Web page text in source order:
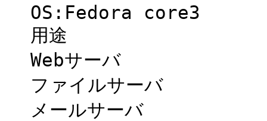
OS:Fedora core3
用途
Webサーバ
ファイルサーバ
メールサーバ